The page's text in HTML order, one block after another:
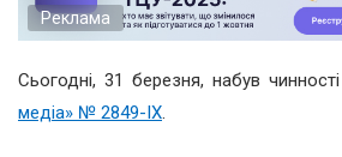
Реклама
Сьогодні, 31 березня, набув чинності
медіа» № 2849-IX.